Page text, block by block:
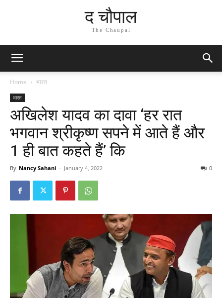
द चौपाल
The Chaupal
Home भारत
भारत
अखिलेश यादव का दावा ‘हर रात
भगवान श्रीकृष्ण सपने में आते हैं और
1 ही बात कहते हैं’ कि
By Nancy Sahani - January 4, 2022 0